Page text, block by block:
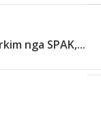
nga SPAK,...